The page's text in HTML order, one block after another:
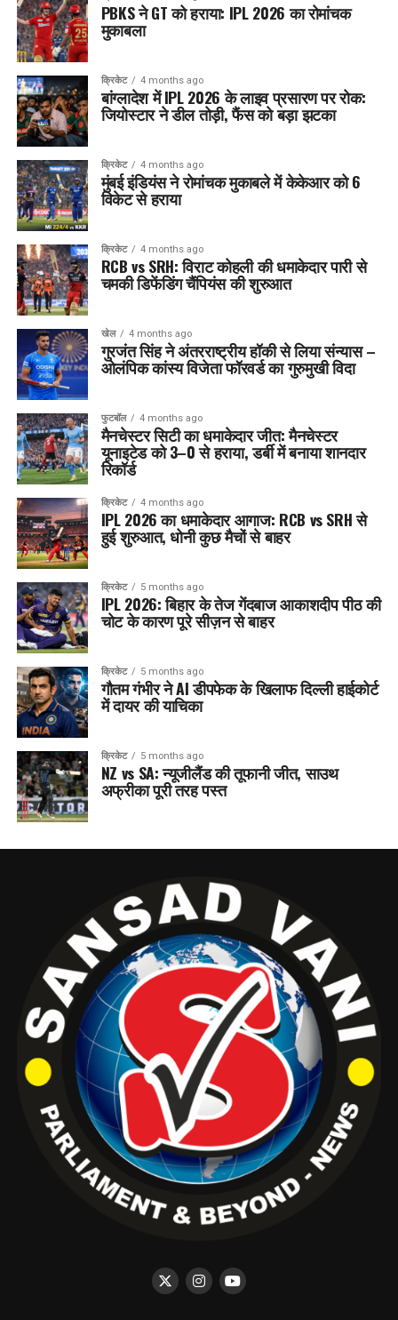
PBKS ने GT को हराया: IPL 2026 का रोमांचक
मुकाबला
क्रिकेट 4 months ago
बांग्लादेश में IPL 2026 के लाइव प्रसारण पर रोक:
जियोस्टार ने डील तोड़ी, फैंस को बड़ा झटका
क्रिकेट 4 months ago
मुंबई इंडियंस ने रोमांचक मुकाबले में केकेआर को 6
विकेट से हराया
क्रिकेट 4 months ago
RCB vs SRH: विराट कोहली की धमाकेदार पारी से
चमकी डिफेंडिंग चैंपियंस की शुरुआत
खेल 4 months ago
गुरजंत सिंह ने अंतरराष्ट्रीय हॉकी से लिया संन्यास –
ओलंपिक कांस्य विजेता फॉरवर्ड का गुरुमुखी विदा
फुटबॉल 4 months ago
मैनचेस्टर सिटी का धमाकेदार जीत: मैनचेस्टर
यूनाइटेड को 3–0 से हराया, डर्बी में बनाया शानदार
रिकॉर्ड
क्रिकेट 4 months ago
IPL 2026 का धमाकेदार आगाज: RCB vs SRH से
हुई शुरुआत, धोनी कुछ मैचों से बाहर
क्रिकेट 5 months ago
IPL 2026: बिहार के तेज गेंदबाज आकाशदीप पीठ की
चोट के कारण पूरे सीज़न से बाहर
क्रिकेट 5 months ago
गौतम गंभीर ने AI डीपफेक के खिलाफ दिल्ली हाईकोर्ट
में दायर की याचिका
क्रिकेट 5 months ago
NZ vs SA: न्यूजीलैंड की तूफानी जीत, साउथ
अफ्रीका पूरी तरह पस्त